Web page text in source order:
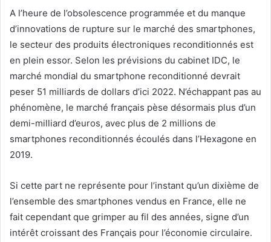
A l’heure de l’obsolescence programmée et du manque
d’innovations de rupture sur le marché des smartphones,
le secteur des produits électroniques reconditionnés est
en plein essor. Selon les prévisions du cabinet IDC, le
marché mondial du smartphone reconditionné devrait
peser 51 milliards de dollars d’ici 2022. N’échappant pas au
phénomène, le marché français pèse désormais plus d’un
demi-milliard d’euros, avec plus de 2 millions de
smartphones reconditionnés écoulés dans l’Hexagone en
2019.
Si cette part ne représente pour l’instant qu’un dixième de
l’ensemble des smartphones vendus en France, elle ne
fait cependant que grimper au fil des années, signe d’un
intérêt croissant des Français pour l’économie circulaire.